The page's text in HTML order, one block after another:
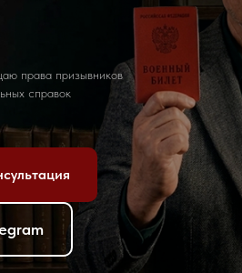
права призывников
справок